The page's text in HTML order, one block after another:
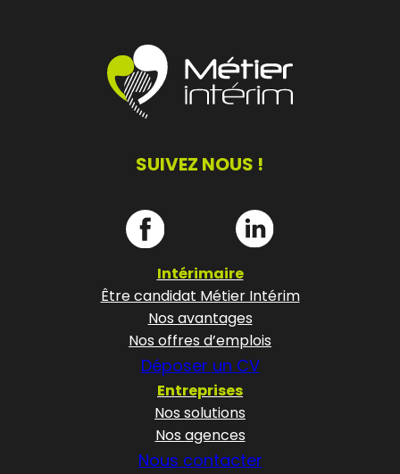
SUIVEZ NOUS !
Intérimaire
Être candidat Métier Intérim
Nos avantages
Nos offres d’emplois
Déposer un CV
Entreprises
Nos solutions
Nos agences
Nous contacter